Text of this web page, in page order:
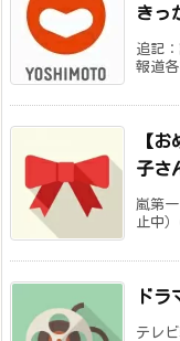
きっ
追記
報道
【
子さ
嵐第
止中
ド
テレ